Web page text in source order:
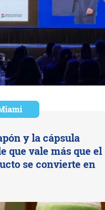
y la cápsula
que vale más que el
se convierte en